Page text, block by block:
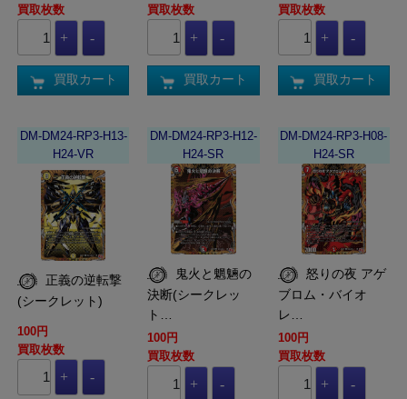
買取枚数
買取カート
買取枚数
買取カート
買取枚数
買取カート
DM-DM24-RP3-H13-
H24-VR
(シークレット)
100円
買取枚数
DM-DM24-RP3-H12-
H24-SR
決断(シークレッ
ト…
100円
買取枚数
DM-DM24-RP3-H08-
H24-SR
ブロム・バイオ
レ…
100円
買取枚数